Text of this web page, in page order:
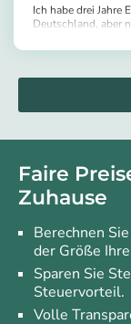
Ich habe drei Jahre
Deutschland, aber
befolgen.
Faire
Zuhause
Berechnen
der Größe
Sparen Sie
Steuervorteil.
Volle